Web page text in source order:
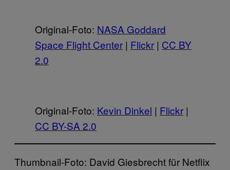
Original-Foto: NASA Goddard
Space Flight Center | Flickr | CC BY
2.0
Original-Foto: Kevin Dinkel | Flickr |
CC BY-SA 2.0
Thumbnail-Foto: David Giesbrecht für Netflix